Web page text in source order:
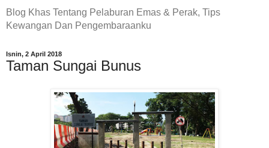
Blog Khas Tentang Pelaburan Emas & Perak, Tips
Kewangan Dan Pengembaraanku
Isnin, 2 April 2018
Taman Sungai Bunus